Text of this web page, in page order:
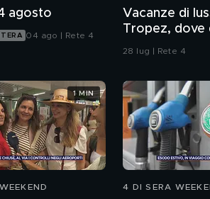
agosto
04 ago | Rete 4
Vacanze di
Tropez, dove
costano 800
28 lug | Rete 4
1 MIN
4 DI SERA